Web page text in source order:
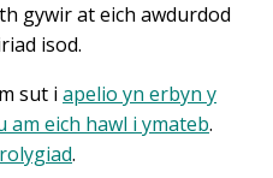
gywir at eich awdurdod
isod.
sut i apelio yn erbyn y
am eich hawl i ymateb.
.